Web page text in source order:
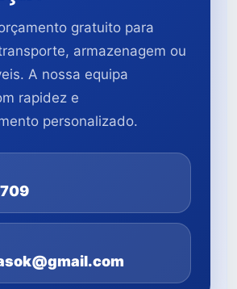
gratuito para
armazenagem ou
A nossa equipa
rapidez e
personalizado.